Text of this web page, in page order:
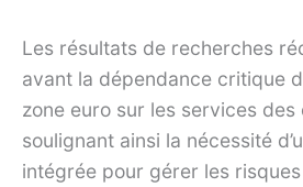
Les résultats de recherches
avant la dépendance critique
zone euro sur les services des
soulignant ainsi la nécessité
intégrée pour gérer les risques